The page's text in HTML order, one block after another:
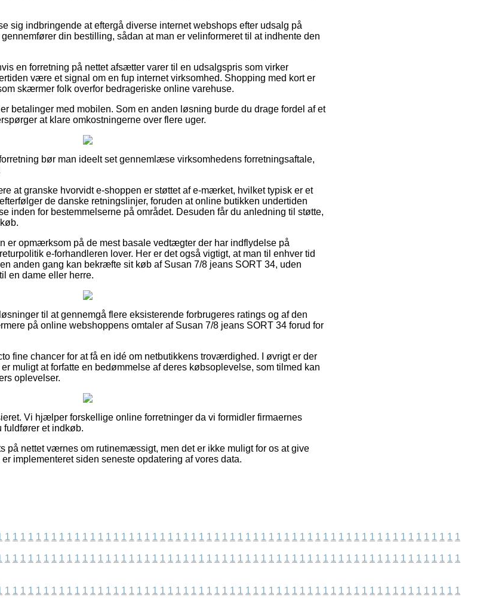
sig indbringende at eftergå diverse internet webshops efter udsalg på
din bestilling, sådan at man er velinformeret til at indhente den
en forretning på nettet afsætter varer til en udsalgspris som virker
være et signal om en fup internet virksomhed. Shopping med kort er
skærmer folk overfor bedrageriske online varehuse.
betalinger med mobilen. Som en anden løsning burde du drage fordel af et
at klare omkostningerne over flere uger.
bør man ideelt set gennemlæse virksomhedens forretningsaftale,
at granske hvorvidt e-shoppen er støttet af e-mærket, hvilket typisk er et
de danske retningslinjer, foruden at online butikken undertiden
inden for bestemmelserne på området. Desuden får du anledning til støtte,
er opmærksom på de mest basale vedtægter der har indflydelse på
e-forhandleren lover. Her er det også vigtigt, at man til enhver tid
anden gang kan bekræfte sit køb af Susan 7/8 jeans SORT 34, uden
en dame eller herre.
til at gennemgå flere eksisterende forbrugeres ratings og af den
på online webshoppens omtaler af Susan 7/8 jeans SORT 34 forud for
fine chancer for at få en idé om netbutikkens troværdighed. I øvrigt er der
muligt at forfatte en bedømmelse af deres købsoplevelse, som tilmed kan
oplevelser.
Vi hjælper forskellige online forretninger da vi formidler firmaernes
fuldfører et indkøb.
på nettet værnes om rutinemæssigt, men det er ikke muligt for os at give
implementeret siden seneste opdatering af vores data.
1 1 1 1 1 1 1 1 1 1 1 1 1 1 1 1 1 1 1 1 1 1 1 1 1 1 1 1 1 1 1 1 1 1 1 1 1 1 1 1 1 1 1 1 1 1 1 1 1 1 1 1 1 1 1 1 1 1 1
1 1 1 1 1 1 1 1 1 1 1 1 1 1 1 1 1 1 1 1 1 1 1 1 1 1 1 1 1 1 1 1 1 1 1 1 1 1 1 1 1 1 1 1 1 1 1 1 1 1 1 1 1 1 1 1 1 1 1
1 1 1 1 1 1 1 1 1 1 1 1 1 1 1 1 1 1 1 1 1 1 1 1 1 1 1 1 1 1 1 1 1 1 1 1 1 1 1 1 1 1 1 1 1 1 1 1 1 1 1 1 1 1 1 1 1 1 1